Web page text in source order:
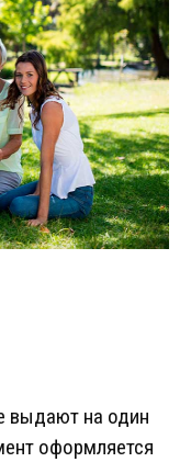
выдают на один
оформляется